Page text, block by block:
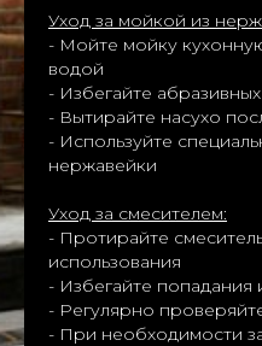
Уход за мойкой из
- Мойте мойку
водой
- Избегайте
- Вытирайте насухо
- Используйте
нержавейки
Уход за смесителем:
- Протирайте
использования
- Избегайте попадания
- Регулярно
- При необходимости